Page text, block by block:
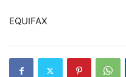
EQUIFAX